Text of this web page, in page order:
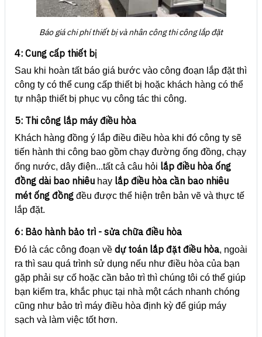
Báo giá chi phí thiết bị và nhân công thi công lắp đặt
4: Cung cấp thiết bị
Sau khi hoàn tất báo giá bước vào công đoạn lắp đặt thì
công ty có thể cung cấp thiết bị hoặc khách hàng có thể
tự nhập thiết bị phục vụ công tác thi công.
5: Thi công lắp máy điều hòa
Khách hàng đồng ý lắp điều điều hòa khi đó công ty sẽ
tiến hành thi công bao gồm chạy đường ống đồng, chạy
ống nước, dây điện...tất cả câu hỏi lắp điều hòa ống
đồng dài bao nhiêu hay lắp điều hòa cần bao nhiêu
mét ống đồng đều được thể hiện trên bản vẽ và thực tế
lắp đặt.
6: Bảo hành bảo trì - sửa chữa điều hòa
Đó là các công đoạn về dự toán lắp đặt điều hòa, ngoài
ra thì sau quá trình sử dụng nếu như điều hòa của bạn
gặp phải sự cố hoặc cần bảo trì thì chúng tôi có thể giúp
bạn kiểm tra, khắc phục tại nhà một cách nhanh chóng
cũng như bảo trì máy điều hòa định kỳ để giúp máy
sạch và làm việc tốt hơn.